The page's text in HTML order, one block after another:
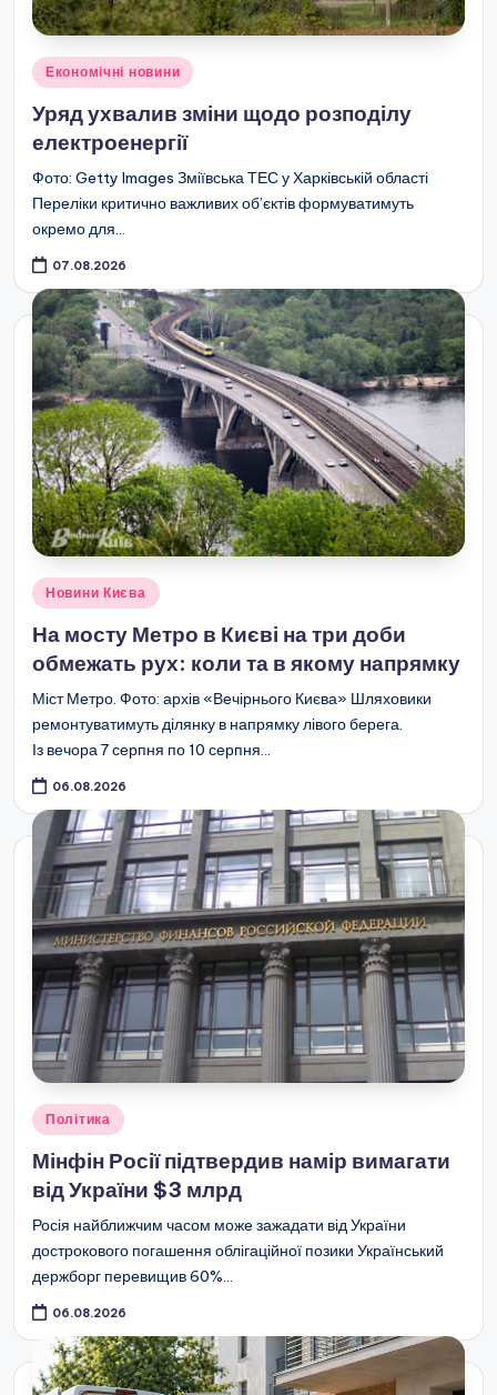
Опубліковано
Економічні новини
Уряд ухвалив зміни щодо розподілу
електроенергії
Фото: Getty Images Зміївська ТЕС у Харківській області
Переліки критично важливих об’єктів формуватимуть
окремо для…
07.08.2026
Опубліковано
Новини Києва
На мосту Метро в Києві на три доби
обмежать рух: коли та в якому напрямку
Міст Метро. Фото: архів «Вечірнього Києва» Шляховики
ремонтуватимуть ділянку в напрямку лівого берега.
Із вечора 7 серпня по 10 серпня…
06.08.2026
Опубліковано
Політика
Мінфін Росії підтвердив намір вимагати
від України $3 млрд
Росія найближчим часом може зажадати від України
дострокового погашення облігаційної позики Український
держборг перевищив 60%…
06.08.2026